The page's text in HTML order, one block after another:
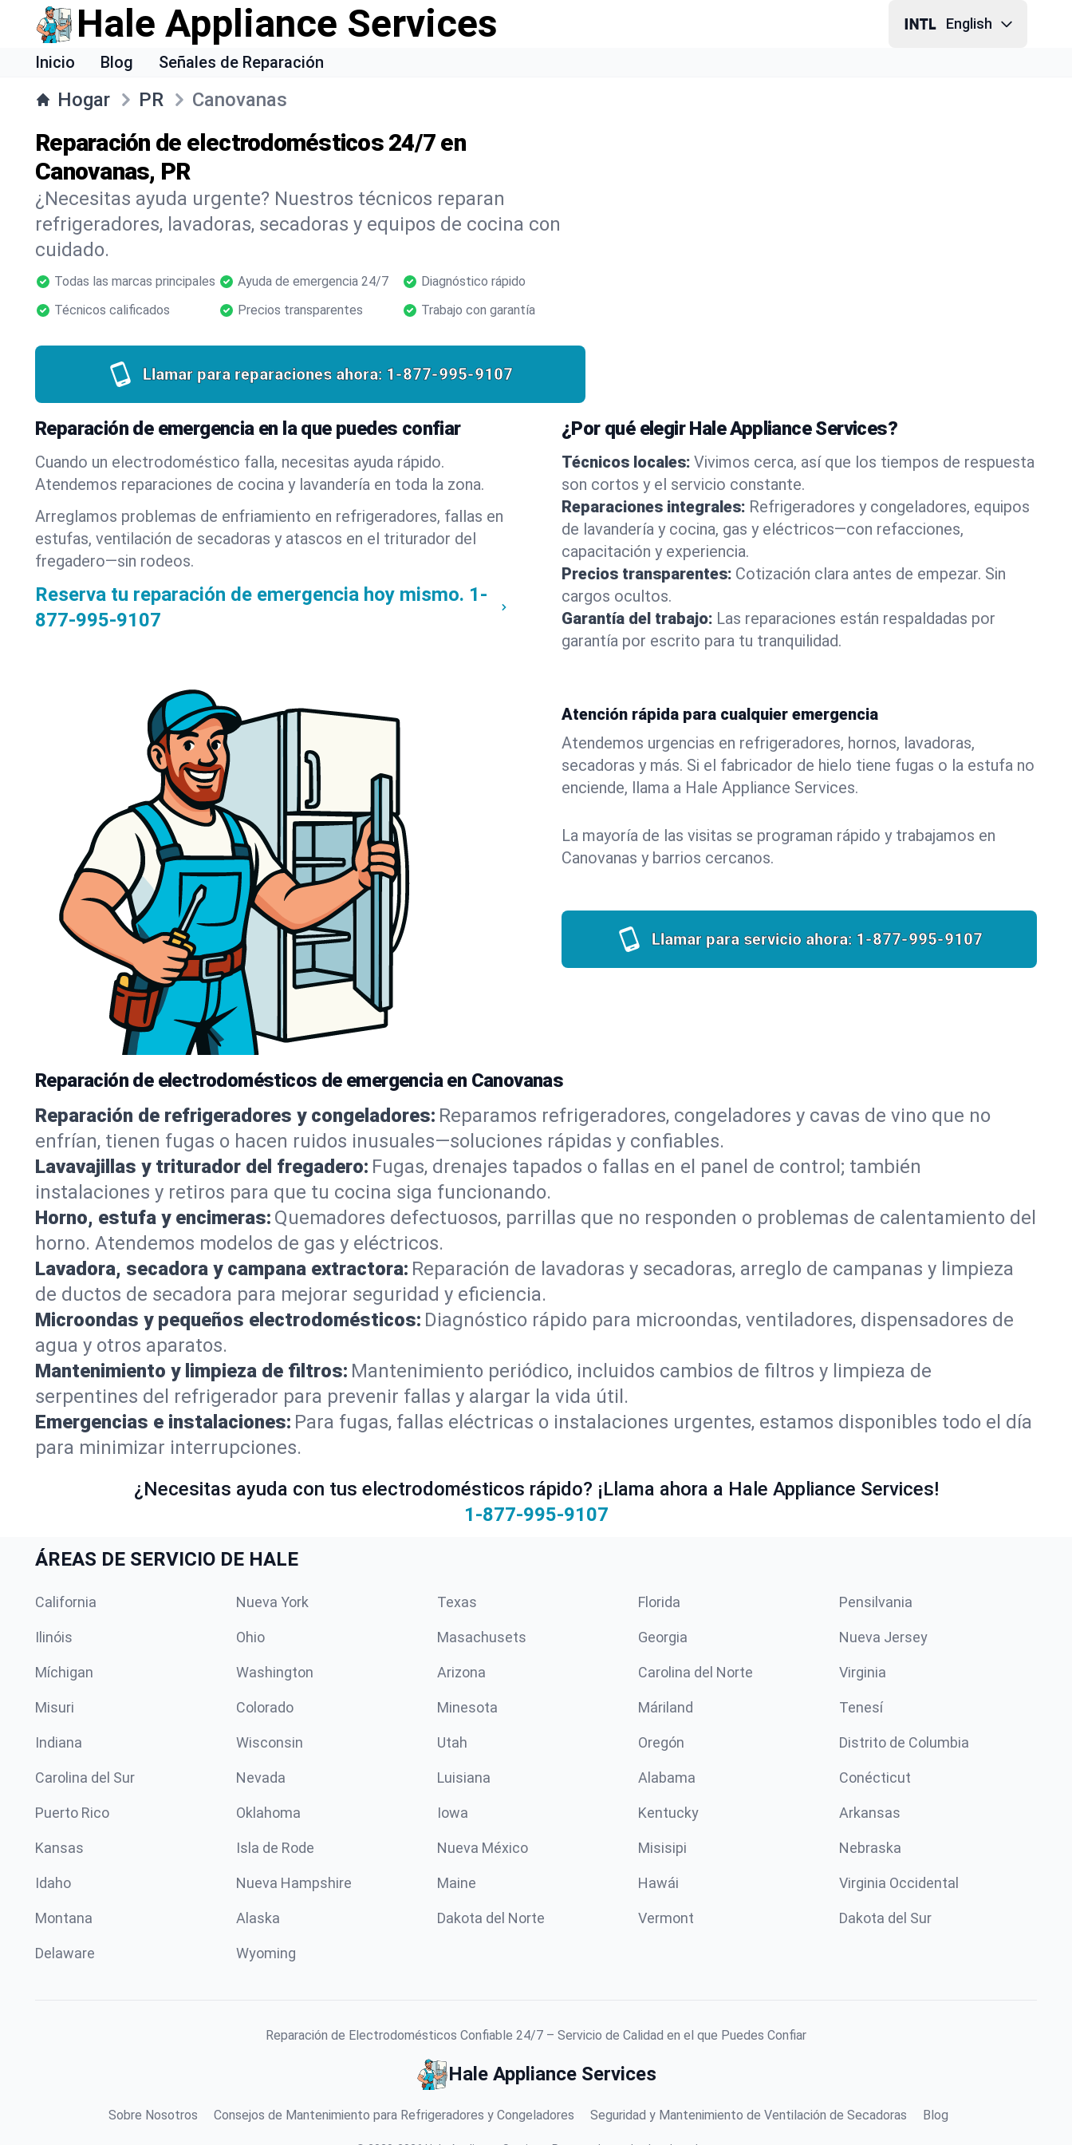
Hale Appliance Services English
Inicio Blog Señales de Reparación
Hogar PR Canovanas
Reparación de electrodomésticos 24/7 en
Canovanas, PR
¿Necesitas ayuda urgente? Nuestros técnicos reparan
refrigeradores, lavadoras, secadoras y equipos de cocina con
cuidado.
Todas las marcas principales Ayuda de emergencia 24/7
Diagnóstico rápido
Técnicos calificados
Precios transparentes Trabajo con garantía
Llamar para reparaciones ahora: 1-877-995-9107
Reparación de emergencia en la que puedes confiar
Cuando un electrodoméstico falla, necesitas ayuda rápido.
Atendemos reparaciones de cocina y lavandería en toda la zona.
Arreglamos problemas de enfriamiento en refrigeradores, fallas en
estufas, ventilación de secadoras y atascos en el triturador del
fregadero—sin rodeos.
Reserva tu reparación de emergencia hoy mismo. 1-
877-995-9107
¿Por qué elegir Hale Appliance Services?
Técnicos locales: Vivimos cerca, así que los tiempos de respuesta
son cortos y el servicio constante.
Reparaciones integrales: Refrigeradores y congeladores, equipos
de lavandería y cocina, gas y eléctricos—con refacciones,
capacitación y experiencia.
Precios transparentes: Cotización clara antes de empezar. Sin
cargos ocultos.
Garantía del trabajo: Las reparaciones están respaldadas por
garantía por escrito para tu tranquilidad.
Atención rápida para cualquier emergencia
Atendemos urgencias en refrigeradores, hornos, lavadoras,
secadoras y más. Si el fabricador de hielo tiene fugas o la estufa no
enciende, llama a Hale Appliance Services.
La mayoría de las visitas se programan rápido y trabajamos en
Canovanas y barrios cercanos.
Llamar para servicio ahora: 1-877-995-9107
Reparación de electrodomésticos de emergencia en Canovanas
Reparación de refrigeradores y congeladores: Reparamos refrigeradores, congeladores y cavas de vino que no
enfrían, tienen fugas o hacen ruidos inusuales—soluciones rápidas y confiables.
Lavavajillas y triturador del fregadero: Fugas, drenajes tapados o fallas en el panel de control; también
instalaciones y retiros para que tu cocina siga funcionando.
Horno, estufa y encimeras: Quemadores defectuosos, parrillas que no responden o problemas de calentamiento del
horno. Atendemos modelos de gas y eléctricos.
Lavadora, secadora y campana extractora: Reparación de lavadoras y secadoras, arreglo de campanas y limpieza
de ductos de secadora para mejorar seguridad y eficiencia.
Microondas y pequeños electrodomésticos: Diagnóstico rápido para microondas, ventiladores, dispensadores de
agua y otros aparatos.
Mantenimiento y limpieza de filtros: Mantenimiento periódico, incluidos cambios de filtros y limpieza de
serpentines del refrigerador para prevenir fallas y alargar la vida útil.
Emergencias e instalaciones: Para fugas, fallas eléctricas o instalaciones urgentes, estamos disponibles todo el día
para minimizar interrupciones.
¿Necesitas ayuda con tus electrodomésticos rápido? ¡Llama ahora a Hale Appliance Services!
1-877-995-9107
ÁREAS DE SERVICIO DE HALE
California Nueva York Texas Florida Pensilvania
Ilinóis Ohio Masachusets Georgia Nueva Jersey
Míchigan Washington Arizona Carolina del Norte Virginia
Misuri Colorado Minesota Máriland Tenesí
Indiana Wisconsin Utah Oregón Distrito de Columbia
Carolina del Sur Nevada Luisiana Alabama Conécticut
Puerto Rico Oklahoma Iowa Kentucky Arkansas
Kansas Isla de Rode Nueva México Misisipi Nebraska
Idaho Nueva Hampshire Maine Hawái Virginia Occidental
Montana Alaska Dakota del Norte Vermont Dakota del Sur
Delaware Wyoming
Reparación de Electrodomésticos Confiable 24/7 – Servicio de Calidad en el que Puedes Confiar
Hale Appliance Services
Sobre Nosotros Consejos de Mantenimiento para Refrigeradores y Congeladores Seguridad y Mantenimiento de Ventilación de Secadoras Blog